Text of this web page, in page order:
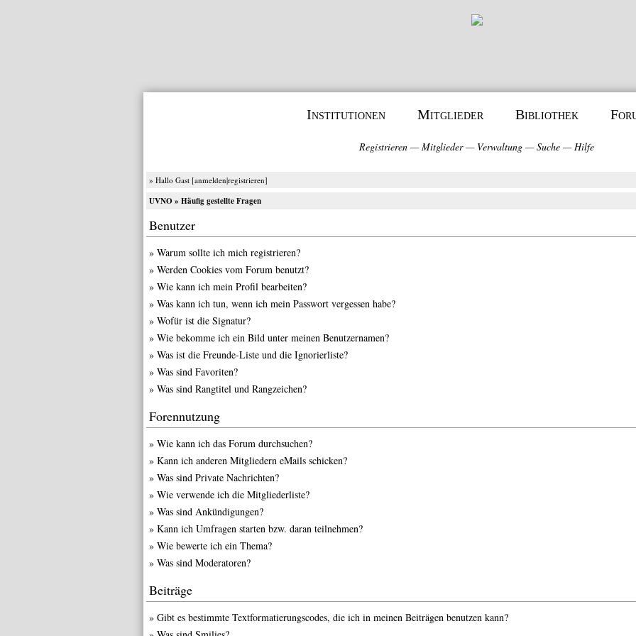
Institutionen Mitglieder Bibliothek
Registrieren —Mitglieder— Verwaltung —Suche —Hilfe
» Hallo Gast [anmelden|registrieren]
UVNO » Häufig gestellte Fragen
Benutzer
» Warum sollte ich mich registrieren?
» Werden Cookies vom Forum benutzt?
» Wie kann ich mein Profil bearbeiten?
» Was kann ich tun, wenn ich mein Passwort vergessen habe?
» Wofür ist die Signatur?
» Wie bekomme ich ein Bild unter meinen Benutzernamen?
» Was ist die Freunde-Liste und die Ignorierliste?
» Was sind Favoriten?
» Was sind Rangtitel und Rangzeichen?
Forennutzung
» Wie kann ich das Forum durchsuchen?
» Kann ich anderen Mitgliedern eMails schicken?
» Was sind Private Nachrichten?
» Wie verwende ich die Mitgliederliste?
» Was sind Ankündigungen?
» Kann ich Umfragen starten bzw. daran teilnehmen?
» Wie bewerte ich ein Thema?
» Was sind Moderatoren?
Beiträge
» Gibt es bestimmte Textformatierungscodes, die ich in meinen Beiträgen benutzen kann?